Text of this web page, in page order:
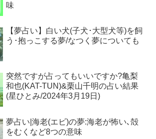
味
【夢占い】白い犬(子犬･大型犬等)を飼
う･抱っこする夢/なつく夢についても
突然ですが占ってもいいですか?亀梨
和也(KAT-TUN)&栗山千明の占い結果
(星ひとみ/2024年3月19日)
夢占い|海老(エビ)の夢:海老が怖い､殻
をむくなど8つの意味